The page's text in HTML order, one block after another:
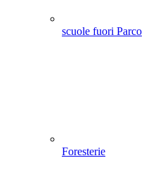
scuole fuori Parco
Foresterie